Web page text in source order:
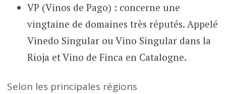
VP (Vinos de Pago) : concerne une
vingtaine de domaines très réputés. Appelé
Vinedo Singular ou Vino Singular dans la
Rioja et Vino de Finca en Catalogne.
Selon les principales régions